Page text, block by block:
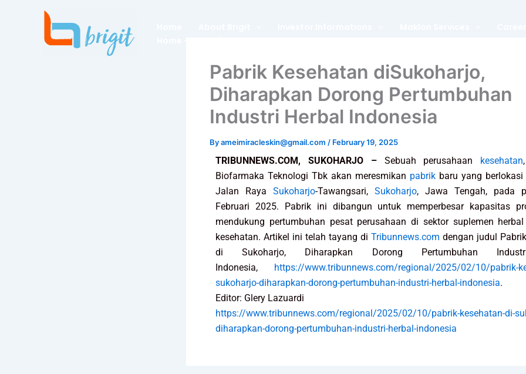
Pabrik Kesehatan diSukoharjo,
Diharapkan Dorong Pertumbuhan
Industri Herbal Indonesia
Byameimiracleskin@gmail.com / February 19, 2025
TRIBUNNEWS.COM, SUKOHARJO – Sebuah perusahaan kesehatan
Biofarmaka Teknologi Tbk akan meresmikan pabrik baru yang berlokasi
Jalan Raya Sukoharjo-Tawangsari, Sukoharjo, Jawa Tengah, pada
Februari 2025. Pabrik ini dibangun untuk memperbesar kapasitas
mendukung pertumbuhan pesat perusahaan di sektor suplemen
kesehatan. Artikel ini telah tayang di Tribunnews.com dengan judul
di Sukoharjo, Diharapkan Dorong Pertumbuhan
Indonesia, https://www.tribunnews.com/regional/2025/02/10/pabrik-
sukoharjo-diharapkan-dorong-pertumbuhan-industri-herbal-indonesia.
Editor: Glery Lazuardi
https://www.tribunnews.com/regional/2025/02/10/pabrik-kesehatan-di-
diharapkan-dorong-pertumbuhan-industri-herbal-indonesia